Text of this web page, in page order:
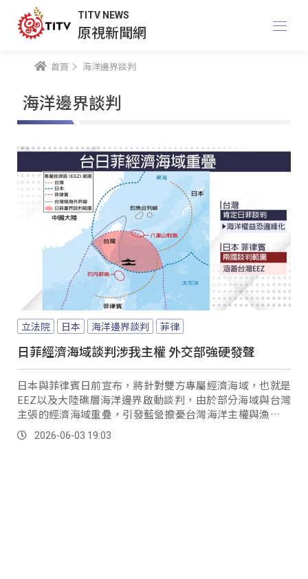
TITV NEWS
原視新聞網
首頁 海洋邊界談判
海洋邊界談判
立法院 日本 海洋邊界談判 菲律
日菲經濟海域談判涉我主權 外交部強硬發聲
日本與菲律賓日前宣布，將針對雙方專屬經濟海域，也就是
EEZ以及大陸礁層海洋邊界啟動談判，由於部分海域與台灣
主張的經濟海域重疊，引發藍營擔憂台灣海洋主權與漁權是
否受到影響。
2026-06-03 19:03